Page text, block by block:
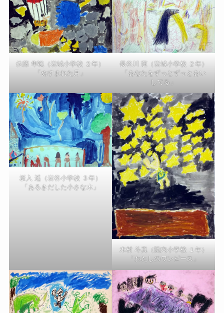
佐藤 隼颯（岩城小学校 ２年）
「ぬすまれた月」
長谷川 蓮（岩城小学校 ２年）
「あなたをずっとずっとあい
してる」
坂入 遥（岩谷小学校 ３年）
「あるきだした小さな木」
木村 斗真（院内小学校 １年）
「わたしのワンピース」